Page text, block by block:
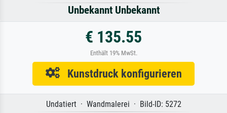
Unbekannt Unbekannt
€ 135.55
Enthält 19% MwSt.
Kunstdruck konfigurieren
Undatiert · Wandmalerei · Bild-ID: 5272